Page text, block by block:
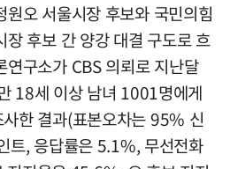
오 서울시장 후보와 국민의힘
장 후보 간 양강 대결 구도로 흐
연구소가 CBS 의뢰로 지난달
18세 이상 남녀 1001명에게
한 결과(표본오차는 95% 신
, 응답률은 5.1%, 무선전화